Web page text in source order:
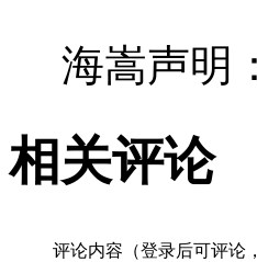
海嵩声明：
相关评论
评论内容（登录后可评论